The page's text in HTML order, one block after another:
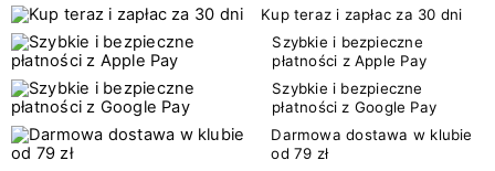
Kup teraz i zapłac za 30 dni
Szybkie i bezpieczne
płatności z Apple Pay
Szybkie i bezpieczne
płatności z Google Pay
Darmowa dostawa w klubie
od 79 zł